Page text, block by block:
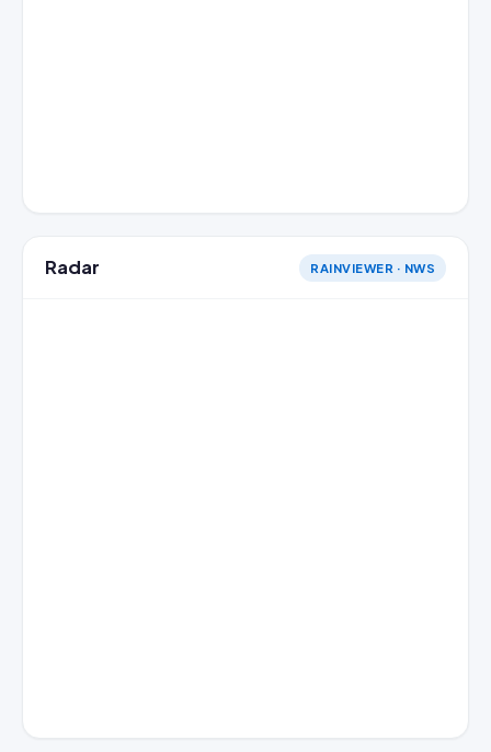
Radar RAINVIEWER · NWS